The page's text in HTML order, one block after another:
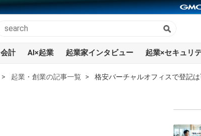
会計 AI×起業 起業家インタビュー 起業×セキュリ
起業・創業の記事一覧
格安バーチャルオフィスで登記